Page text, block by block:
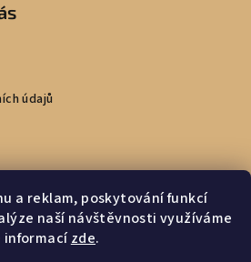
a reklam, poskytování funkcí
naší návštěvnosti využíváme
informacízde.
údajů